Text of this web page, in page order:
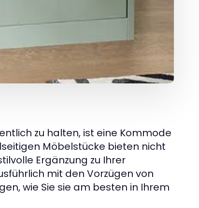
zu halten, ist eine Kommode
Möbelstücke bieten nicht
Ergänzung zu Ihrer
mit den Vorzügen von
wie Sie sie am besten in Ihrem